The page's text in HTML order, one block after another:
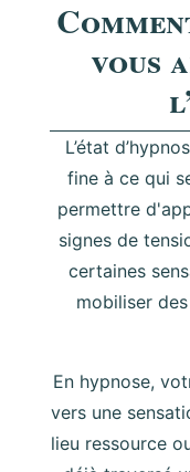
vous
L’état
fine à ce qui
permettre
signes de
certaines
mobiliser
En hypnose,
vers une
lieu ressource